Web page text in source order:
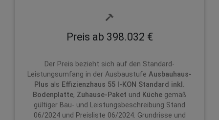
Preis ab 398.032 €
Der Preis bezieht sich auf den Standard-
Leistungsumfang in der Ausbaustufe Ausbauhaus-
Plus als Effizienzhaus 55 I-KON Standard inkl.
Bodenplatte, Zuhause-Paket und Küchegemäß
gültiger Bau- und Leistungsbeschreibung Stand
06/2024 und Preisliste 06/2024. Grundrisse und